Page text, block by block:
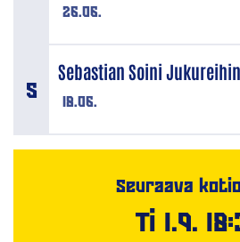
26.06.
18.06.
Sebastian Soini
Seuraava
Ti 1.9.